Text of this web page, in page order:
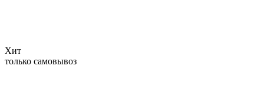
Хит
только самовывоз